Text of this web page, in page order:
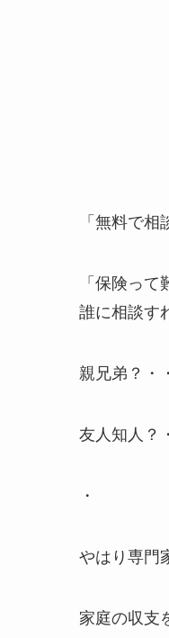
「無料で
「保険っ
誰に相談す
親兄弟？・
友人知人？
・
やはり専門
家庭の収支